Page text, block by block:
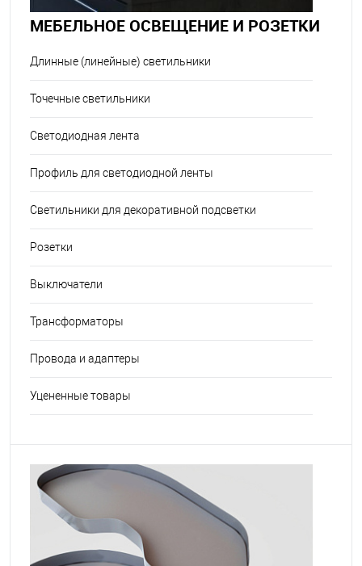
МЕБЕЛЬНОЕ ОСВЕЩЕНИЕ И РОЗЕТКИ
Длинные (линейные) светильники
Точечные светильники
Светодиодная лента
Профиль для светодиодной ленты
Светильники для декоративной подсветки
Розетки
Выключатели
Трансформаторы
Провода и адаптеры
Уцененные товары